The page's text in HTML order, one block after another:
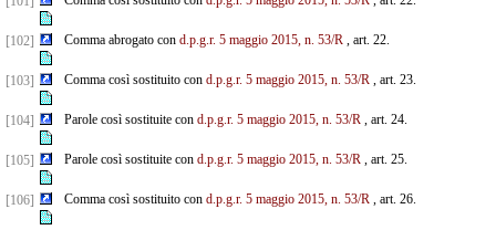
[102] Comma abrogato con d.p.g.r. 5 maggio 2015, n. 53/R, art. 22.
[103] Comma così sostituito con d.p.g.r. 5 maggio 2015, n. 53/R, art. 23.
[104] Parole così sostituite con d.p.g.r. 5 maggio 2015, n. 53/R, art. 24.
[105] Parole così sostituite con d.p.g.r. 5 maggio 2015, n. 53/R, art. 25.
[106] Comma così sostituito con d.p.g.r. 5 maggio 2015, n. 53/R, art. 26.